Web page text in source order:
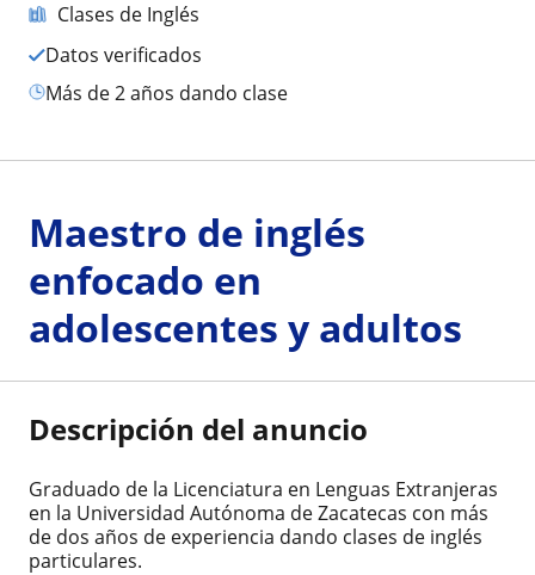
Clases de Inglés
Datos verificados
más de 2 años dando clase
Maestro de inglés
enfocado en
adolescentes y adultos
Descripción del anuncio
Graduado de la Licenciatura en Lenguas Extranjeras
en la Universidad Autónoma de Zacatecas con más
de dos años de experiencia dando clases de inglés
particulares.